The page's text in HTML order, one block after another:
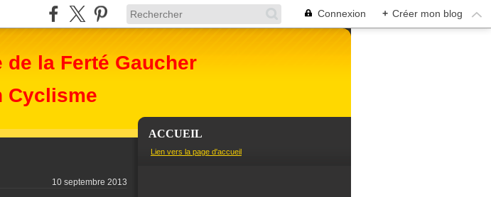
Connexion + Créer mon blog
la Ferté Gaucher
Cyclisme
10 septembre 2013
ACCUEIL
Lien vers la page d'accueil